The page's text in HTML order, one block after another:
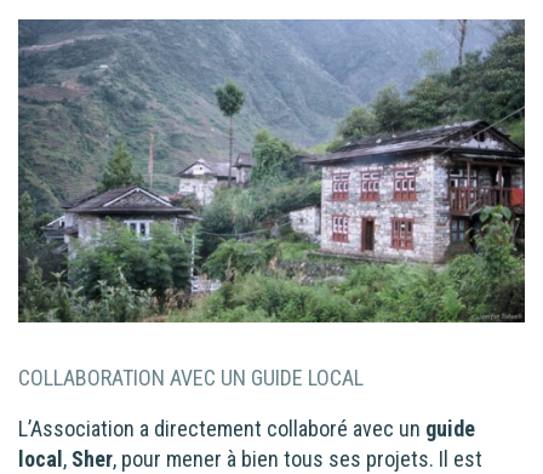
COLLABORATION AVEC UN GUIDE LOCAL
L’Association a directement collaboré avec un guide
local , Sher, pour mener à bien tous ses projets. Il est